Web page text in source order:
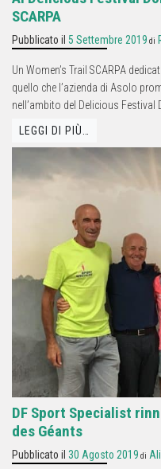
SCARPA
Pubblicato il 5 Settembre 2019 di
Un Women’s Trail SCARPA
quello che l’azienda di Asolo
nell’ambito del Delicious Festival
LEGGI DI PIÙ…
DF Sport Specialist
des Géants
Pubblicato il 30 Agosto 2019 di